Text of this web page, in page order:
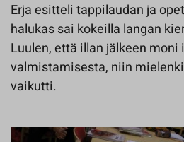
Erja esitteli tappilaudan ja
halukas sai kokeilla langan
Luulen, että illan jälkeen
valmistamisesta, niin
vaikutti.